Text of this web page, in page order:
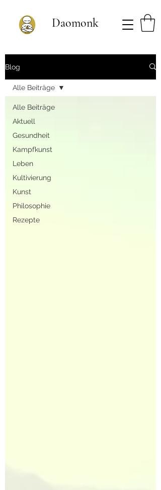
Daomonk
Blog
Alle Beiträge
Aktuell
Gesundheit
Kampfkunst
Leben
Kultivierung
Kunst
Philosophie
Rezepte
Alle Beiträge